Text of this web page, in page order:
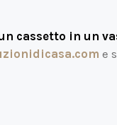
cassetto in un
e